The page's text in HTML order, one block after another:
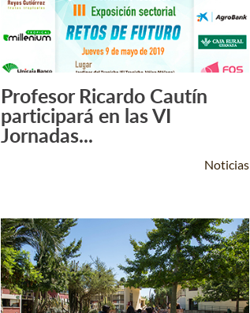
Leer Más +
Profesor Ricardo Cautín
participará en las VI
Jornadas...
Noticias